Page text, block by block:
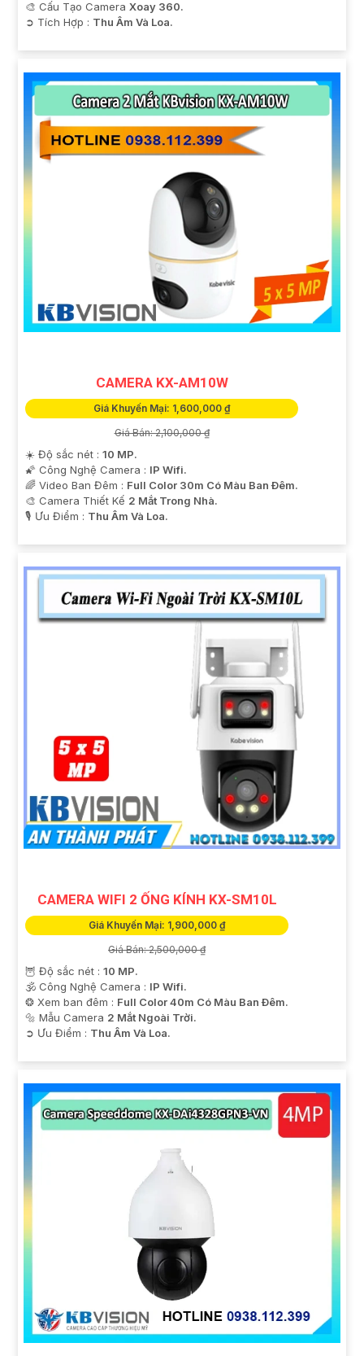
🎨 Cấu Tạo Camera Xoay 360.
️➲ Tích Hợp : Thu Âm Và Loa.
CAMERA KX-AM10W
Giá Khuyến Mại: 1,600,000 ₫
Giá Bán: 2,100,000 ₫
☀️ Độ sắc nét : 10 MP.
🌠 Công Nghệ Camera : IP Wifi.
🌈 Video Ban Đêm : Full Color 30m Có Màu Ban Ðêm.
🎨 Camera Thiết Kế 2 Mắt Trong Nhà.
️🎙 Ưu Điểm : Thu Âm Và Loa.
CAMERA WIFI 2 ỐNG KÍNH KX-SM10L
Giá Khuyến Mại: 1,900,000 ₫
Giá Bán: 2,500,000 ₫
🦉 Độ sắc nét : 10 MP.
🕉️ Công Nghệ Camera : IP Wifi.
❂ Xem ban đêm : Full Color 40m Có Màu Ban Ðêm.
🔩 Mẫu Camera 2 Mắt Ngoài Trời.
️➲ Ưu Điểm : Thu Âm Và Loa.